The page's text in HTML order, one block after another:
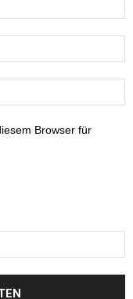
Browser für